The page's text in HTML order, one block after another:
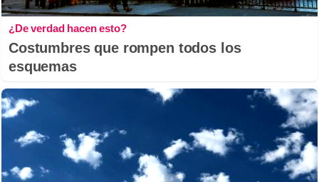
¿De verdad hacen esto?
Costumbres que rompen todos los
esquemas